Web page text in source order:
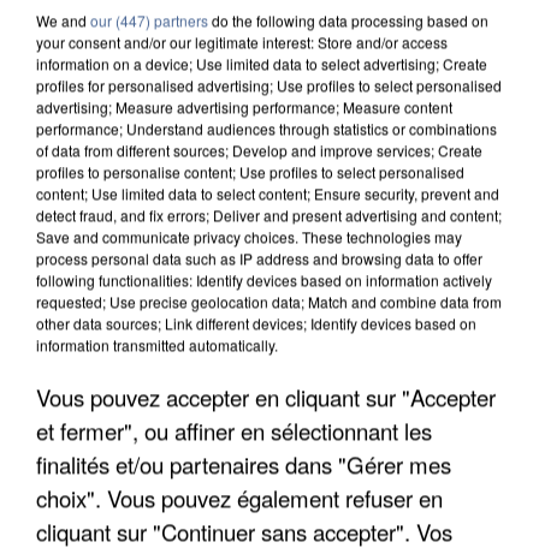
DE FAUNE SAUVAGE SONT...
We and our (447) partnersdo the following data processing based on
your consent and/or our legitimate interest: Store and/or access
information on a device; Use limited data to select advertising; Create
profiles for personalised advertising; Use profiles to select personalised
advertising; Measure advertising performance; Measure content
performance; Understand audiences through statistics or combinations
of data from different sources; Develop and improve services; Create
profiles to personalise content; Use profiles to select personalised
content; Use limited data to select content; Ensure security, prevent and
detect fraud, and fix errors; Deliver and present advertising and content;
Save and communicate privacy choices. These technologies may
process personal data such as IP address and browsing data to offer
following functionalities: Identify devices based on information actively
requested; Use precise geolocation data; Match and combine data from
other data sources; Link different devices; Identify devices based on
information transmitted automatically.
Vous pouvez accepter en cliquant sur "Accepter
et fermer", ou affiner en sélectionnant les
finalités et/ou partenaires dans "Gérer mes
choix". Vous pouvez également refuser en
cliquant sur "Continuer sans accepter". Vos